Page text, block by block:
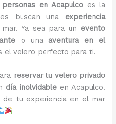
en Acapulcoes la
buscan una experiencia
Ya sea para un evento
o una aventura en el
el velero perfecto para ti.
reservar tu velero privado
día inolvidableen Acapulco.
de tu experiencia en el mar